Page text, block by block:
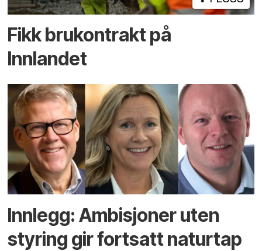
Fikk brukontrakt på
Innlandet
Innlegg: Ambisjoner uten
styring gir fortsatt naturtap